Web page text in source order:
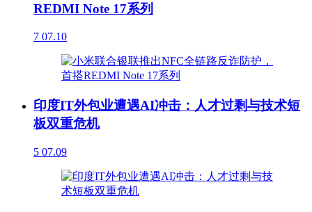
REDMI Note 17系列
7 07.10
印度IT外包业遭遇AI冲击：人才过剩与技术短
板双重危机
5 07.09